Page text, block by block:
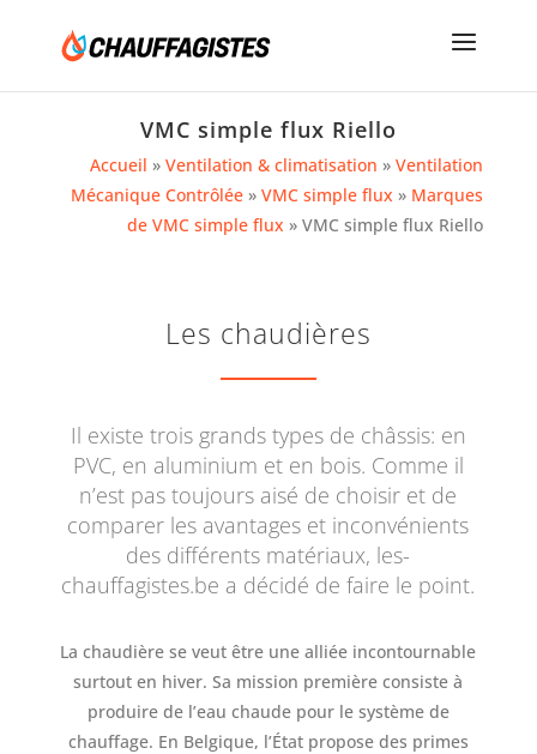
VMC simple flux Riello
Accueil »Ventilation & climatisation »Ventilation
Mécanique Contrôlée »VMC simple flux » Marques
de VMC simple flux »VMC simple flux Riello
Les chaudières
Il existe trois grands types de châssis: en
PVC, en aluminium et en bois. Comme il
n’est pas toujours aisé de choisir et de
comparer les avantages et inconvénients
des différents matériaux, les-
chauffagistes.be a décidé de faire le point.
La chaudière se veut être une alliée incontournable
surtout en hiver. Sa mission première consiste à
produire de l’eau chaude pour le système de
chauffage. En Belgique, l’État propose des primes